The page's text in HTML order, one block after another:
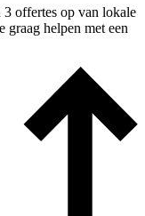
3 offertes op van lokale
graag helpen met een